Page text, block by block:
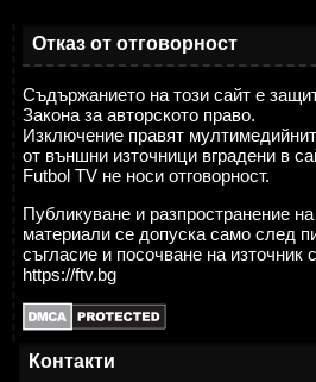
Отказ от отговорност
Съдържанието на този сайт е
Закона за авторското право.
Изключение правят
от външни източници вградени в
Futbol TV не носи отговорност.
Публикуване и разпространение на
материали се допуска само след
съгласие и посочване на източник
https://ftv.bg
Контакти